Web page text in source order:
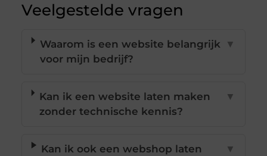
Veelgestelde vragen
Waarom is een website belangrijk
voor mijn bedrijf?
▼
Kan ik een website laten maken
zonder technische kennis?
▼
Kan ik ook een webshop laten
▼